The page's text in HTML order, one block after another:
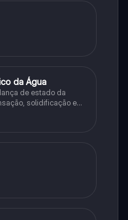
da Água
de estado da
solidificação e